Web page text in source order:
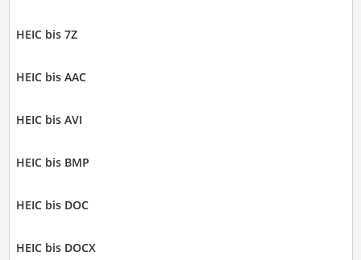
HEIC bis 7Z
HEIC bis AAC
HEIC bis AVI
HEIC bis BMP
HEIC bis DOC
HEIC bis DOCX